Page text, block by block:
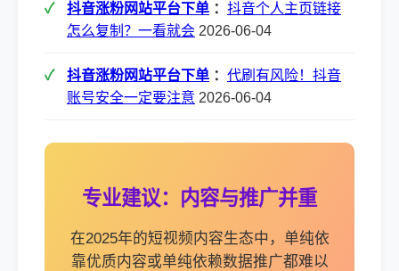
抖音涨粉网站平台下单 ： 抖音个人主页链接
怎么复制？一看就会 2026-06-04
抖音涨粉网站平台下单 ： 代刷有风险！抖音
账号安全一定要注意 2026-06-04
专业建议：内容与推广并重
在2025年的短视频内容生态中，单纯依
靠优质内容或单纯依赖数据推广都难以